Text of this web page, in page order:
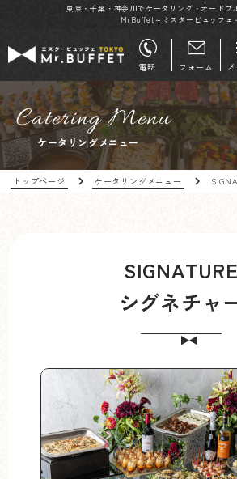
東京・千葉・神奈川でケータリング・オードブ
MrBuffet～ミスタービュッフェ
電話 フォーム
Catering Menu
ケータリングメニュー
トップページ ケータリングメニュー
SIGNATURE
シグネチャ